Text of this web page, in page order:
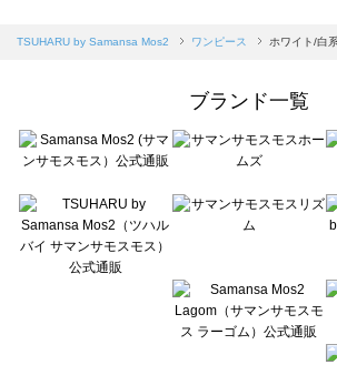
Samansa Mos2 blue（サマンサモスモス ブルー）のワンピ
sō4ū（ソウフォーユー）のワンピース一覧
Te chichi（テチチ）のワンピース一覧
Te chichi CLASSIC（テチチ クラシック）のワンピース一覧
Lugnoncure（ルノンキュール）のワンピース一覧
BETTY'S BLUE（べティーズブルー）のワンピース一覧
Wpc.（ワールドパーティー）のワンピース一覧
TSUHARU by Samansa Mos2 ワンピース ホワイト/白
ブランド一覧